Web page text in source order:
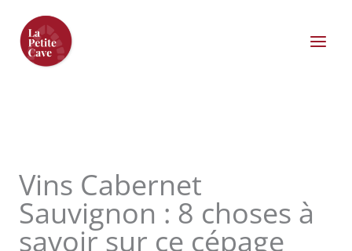
contenu
Vins Cabernet
Sauvignon : 8 choses à
savoir sur ce cépage